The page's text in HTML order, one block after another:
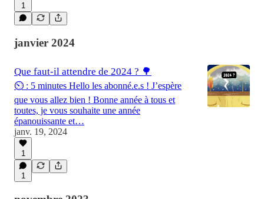
1
janvier 2024
Que faut-il attendre de 2024 ? 🌳
⏲️ : 5 minutes Hello les abonné.e.s ! J’espère
que vous allez bien ! Bonne année à tous et
toutes, je vous souhaite une année
épanouissante et…
janv. 19, 2024
1
1